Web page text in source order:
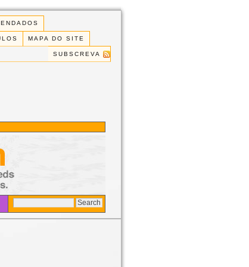
MAPA DO SITE
SUBSCREVA